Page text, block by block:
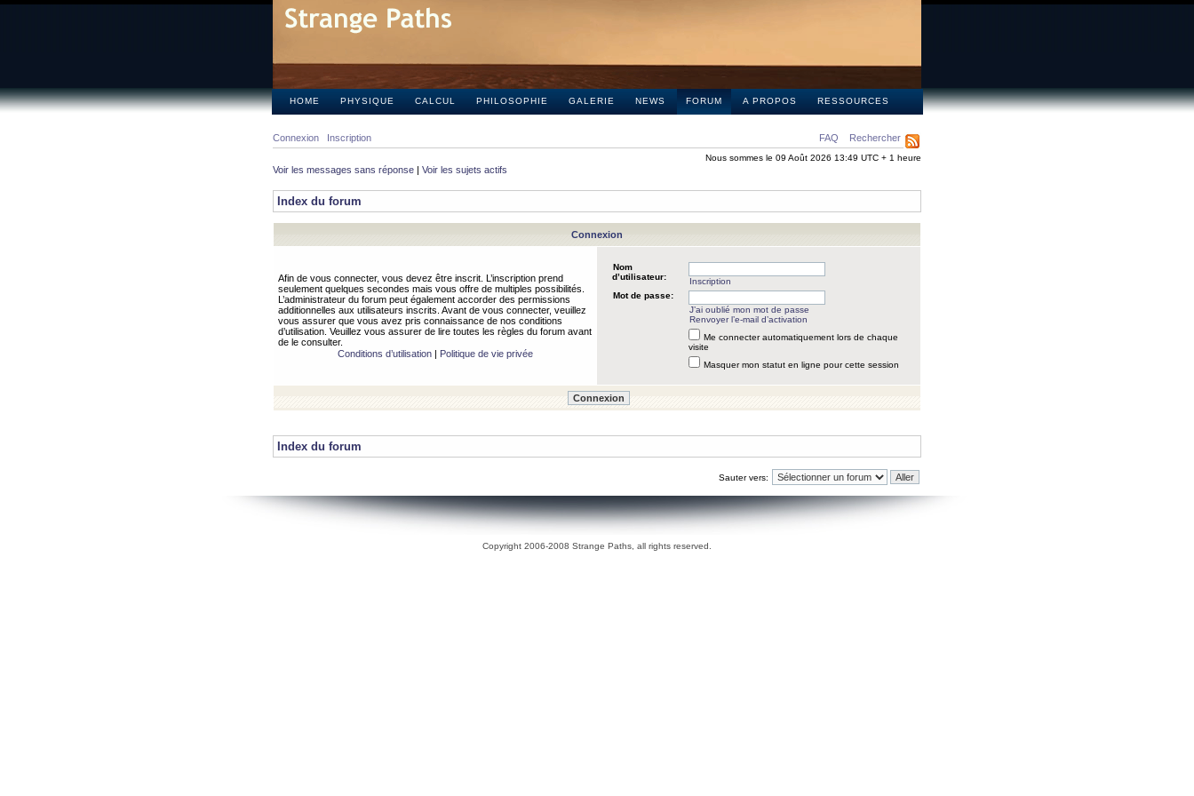
HOME PHYSIQUE CALCUL PHILOSOPHIE GALERIE NEWS FORUM A PROPOS RESSOURCES
FAQ Rechercher
Connexion Inscription
Nous sommes le 09 Août 2026 13:49 UTC + 1 heure
Voir les messages sans réponse | Voir les sujets actifs
Index du forum
Connexion
Afin de vous connecter, vous devez être inscrit. L’inscription prend
seulement quelques secondes mais vous offre de multiples possibilités.
L’administrateur du forum peut également accorder des permissions
additionnelles aux utilisateurs inscrits. Avant de vous connecter, veuillez
vous assurer que vous avez pris connaissance de nos conditions
d’utilisation. Veuillez vous assurer de lire toutes les règles du forum avant
de le consulter.
Conditions d’utilisation| Politique de vie privée
Nom
d’utilisateur:
Inscription
Mot de passe:
J’ai oublié mon mot de passe
Renvoyer l’e-mail d’activation
Me connecter automatiquement lors de chaque
visite
Masquer mon statut en ligne pour cette session
Index du forum
Sauter vers:
Copyright 2006-2008 Strange Paths, all rights reserved.